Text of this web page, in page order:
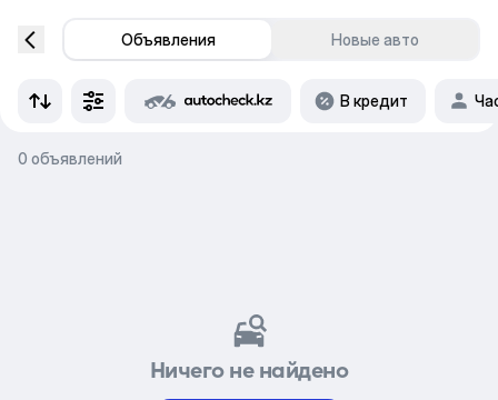
Объявления Новые авто
В кредит
0 объявлений
Ничего не найдено